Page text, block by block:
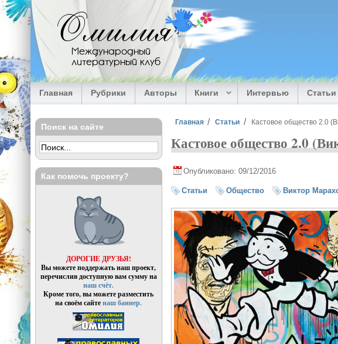
Перейти к основному содержанию
Омилия
Международный
литературный клуб
Главная Рубрики Авторы Книги Интервью Статьи
Вы здесь
Главная Статьи Кастовое общество 2.0
Кастовое общество 2.0
Опубликовано: 09/12/2016
Статьи Общество Виктор
Поиск на сайте
Как помочь проекту?
ДОРОГИЕ ДРУЗЬЯ!
Вы можете поддержать наш проект,
перечислив доступную вам сумму на
наш счёт.
Кроме того, вы можете разместить
на своём сайтенаш баннер.